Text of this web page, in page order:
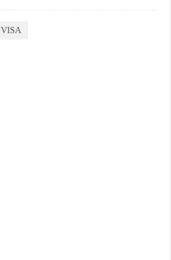
VISA